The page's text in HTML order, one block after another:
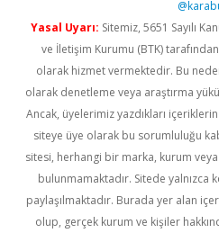
Yasal Uyarı: Sitemiz, 5651 Sayılı
ve İletişim Kurumu (BTK)
olarak hizmet vermektedir. Bu
olarak denetleme veya araştırma
Ancak, üyelerimiz yazdıkları
siteye üye olarak bu sorumluluğu
sitesi, herhangi bir marka, kurum veya
bulunmamaktadır. Sitede yalnızca
paylaşılmaktadır. Burada yer alan
olup, gerçek kurum ve kişiler